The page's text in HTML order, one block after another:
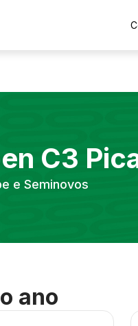
C3
e Seminovos
ano